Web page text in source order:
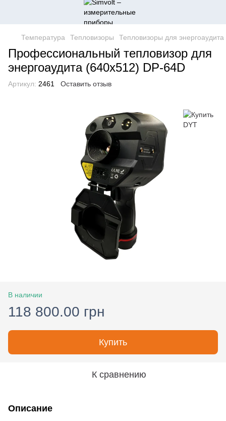
Температура Тепловизоры Тепловизоры для энергоаудита
Профессиональный тепловизор для
энергоаудита (640x512) DP-64D
Артикул: 2461 Оставить отзыв
В наличии
118 800.00 грн
Купить
К сравнению
Описание